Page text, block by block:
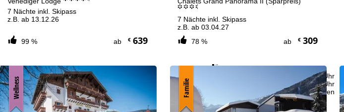
Beratung
0221 88 82 83 54
Öffnungszeiten
09:00-17:00 Uhr
09:00-15:00 Uhr
geschlossen
7 Nächte inkl. Skipass
z.B. ab 13.12.26
99 % ab €639
°°°.
7 Nächte inkl. Skipass
z.B. ab 03.04.27
78 %
ab €309
Wellness Familie